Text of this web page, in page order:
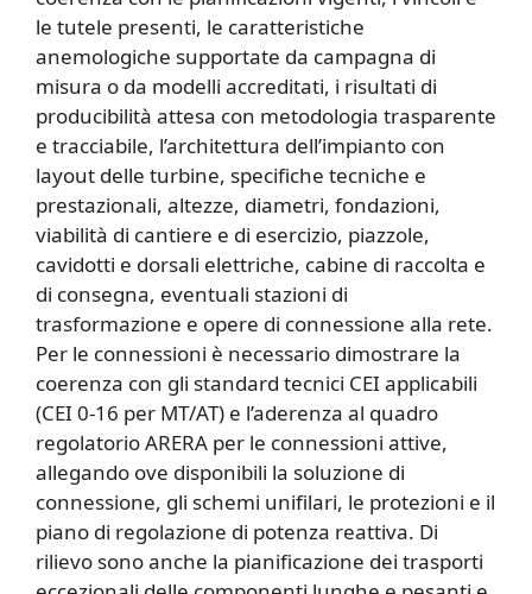
le tutele presenti, le caratteristiche
anemologiche supportate da campagna di
misura o da modelli accreditati, i risultati di
producibilità attesa con metodologia trasparente
e tracciabile, l’architettura dell’impianto con
layout delle turbine, specifiche tecniche e
prestazionali, altezze, diametri, fondazioni,
viabilità di cantiere e di esercizio, piazzole,
cavidotti e dorsali elettriche, cabine di raccolta e
di consegna, eventuali stazioni di
trasformazione e opere di connessione alla rete.
Per le connessioni è necessario dimostrare la
coerenza con gli standard tecnici CEI applicabili
(CEI 0-16 per MT/AT) e l’aderenza al quadro
regolatorio ARERA per le connessioni attive,
allegando ove disponibili la soluzione di
connessione, gli schemi unifilari, le protezioni e il
piano di regolazione di potenza reattiva. Di
rilievo sono anche la pianificazione dei trasporti